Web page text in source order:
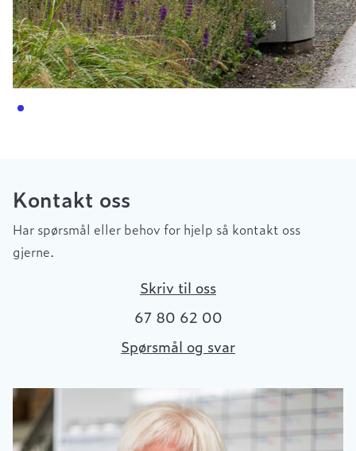
Kontakt oss
Har spørsmål eller behov for hjelp så kontakt oss
gjerne.
Skriv til oss
67 80 62 00
Spørsmål og svar